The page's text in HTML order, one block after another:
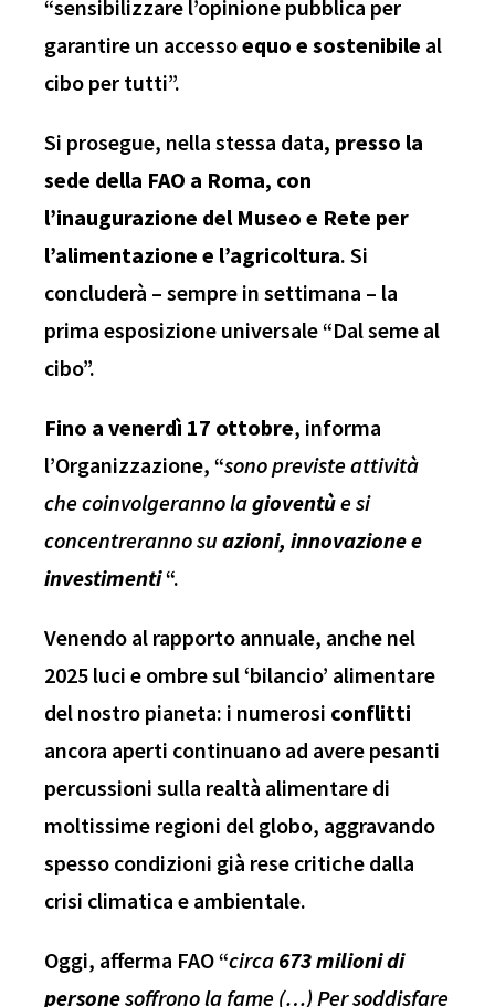
“sensibilizzare l’opinione pubblica per
garantire un accessoequo e sostenibile al
cibo per tutti”.
Si prosegue, nella stessa data, presso la
sede della FAO a Roma, con
l’inaugurazione del Museo e Rete per
l’alimentazione e l’agricoltura. Si
concluderà – sempre in settimana – la
prima esposizione universale “Dal seme al
cibo”.
Fino a venerdì 17 ottobre, informa
l’Organizzazione, “sono previste attività
che coinvolgeranno lagioventùe si
concentreranno suazioni, innovazione e
investimenti“.
Venendo al rapporto annuale, anche nel
2025 luci e ombre sul ‘bilancio’ alimentare
del nostro pianeta: i numerosi conflitti
ancora aperti continuano ad avere pesanti
percussioni sulla realtà alimentare di
moltissime regioni del globo, aggravando
spesso condizioni già rese critiche dalla
crisi climatica e ambientale.
Oggi, afferma FAO “circa 673 milioni di
personesoffrono la fame (…) Per soddisfare